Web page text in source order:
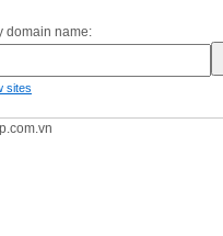
domain name:
sites